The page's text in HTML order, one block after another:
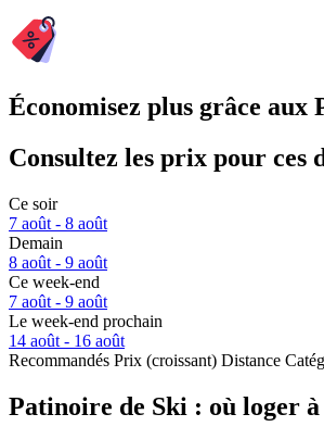
Économisez plus grâce aux
Consultez les prix pour ces
Ce soir
7 août - 8 août
Demain
8 août - 9 août
Ce week-end
7 août - 9 août
Le week-end prochain
14 août - 16 août
Recommandés Prix (croissant) Distance
Patinoire de Ski : où loger